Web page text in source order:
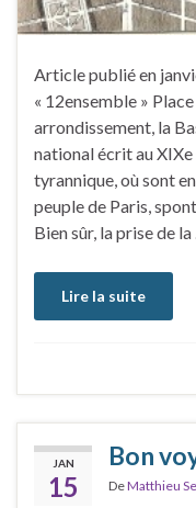
Article publié en
« 12ensemble »
arrondissement, la
national écrit au
tyrannique, où sont
peuple de Paris,
Bien sûr, la prise de la
Lire la suite
JAN
15
Bon
DeMatthieu